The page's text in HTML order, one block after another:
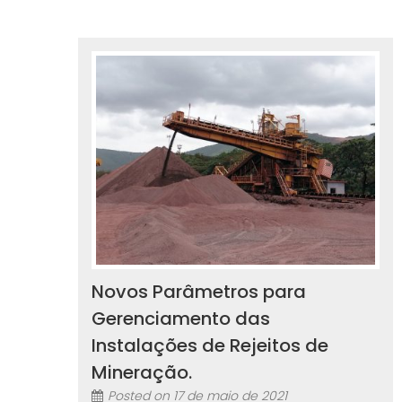
Novos Parâmetros para
Gerenciamento das
Instalações de Rejeitos de
Mineração.
Posted on 17 de maio de 2021